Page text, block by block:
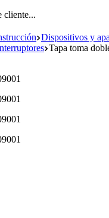
cliente...
Dispositivos y
Tapa toma